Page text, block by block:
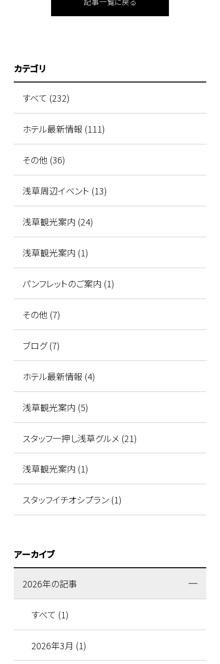
カテゴリ
すべて (232)
ホテル最新情報 (111)
その他 (36)
浅草周辺イベント (13)
浅草観光案内 (24)
浅草観光案内 (1)
パンフレットのご案内 (1)
その他 (7)
ブログ (7)
ホテル最新情報 (4)
浅草観光案内 (5)
スタッフ一押し浅草グルメ (21)
浅草観光案内 (1)
スタッフイチオシプラン (1)
アーカイブ
2026年の記事
すべて (1)
2026年3月 (1)